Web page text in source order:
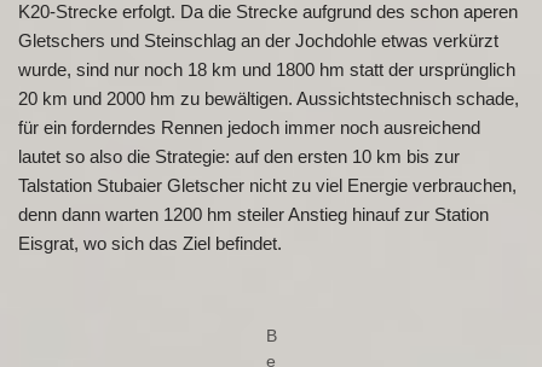
K20-Strecke erfolgt. Da die Strecke aufgrund des schon aperen
Gletschers und Steinschlag an der Jochdohle etwas verkürzt
wurde, sind nur noch 18 km und 1800 hm statt der ursprünglich
20 km und 2000 hm zu bewältigen. Aussichtstechnisch schade,
für ein forderndes Rennen jedoch immer noch ausreichend
lautet so also die Strategie: auf den ersten 10 km bis zur
Talstation Stubaier Gletscher nicht zu viel Energie verbrauchen,
denn dann warten 1200 hm steiler Anstieg hinauf zur Station
Eisgrat, wo sich das Ziel befindet.
B
e